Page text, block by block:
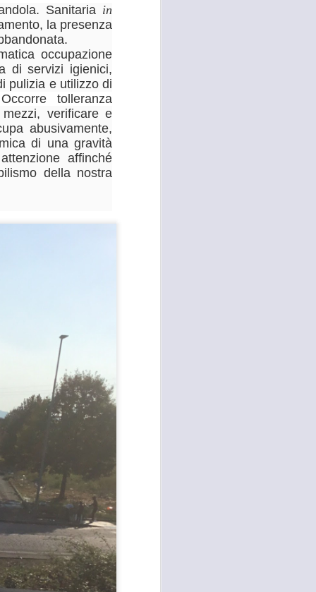
Sanitaria in
la presenza
occupazione
di servizi igienici,
pulizia e utilizzo di
tolleranza
verificare e
abusivamente,
di una gravità
affinché
della nostra
E QUERCIOLI: E’
TEMPO DI
INVERTIRE LA
ROTTA
RISSA ED ACCOLTELLAMENTO
A CAMPI BISENZIO IN VIA
CHIELLA E FURTI DAI LOCALI
DEL CENTRO, GANDOLA E
QUERCIOLI: E’ TEMPO DI
INVERTIRE LA ROTTA, A CAMPI
BISENZIO L'INSICUREZZA
DILAGA
problema della mancata sicurezza